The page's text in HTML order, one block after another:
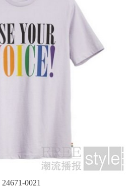
24671-0021